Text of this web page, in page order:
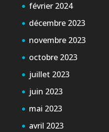
février 2024
décembre 2023
novembre 2023
octobre 2023
juillet 2023
juin 2023
mai 2023
avril 2023